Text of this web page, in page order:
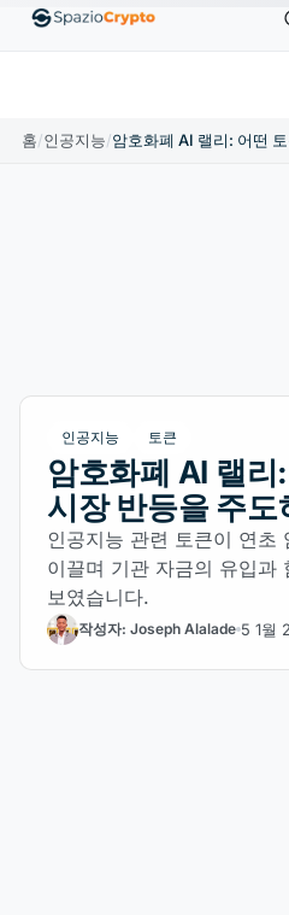
US$0.9991↑0.00%
홈/인공지능/
인공지능 토큰
암호화폐 AI 랠리
시장 반등을 주
인공지능 관련 토큰이 연초
이끌며 기관 자금의 유입과
보였습니다.
작성자: Joseph Alalade 5 1월